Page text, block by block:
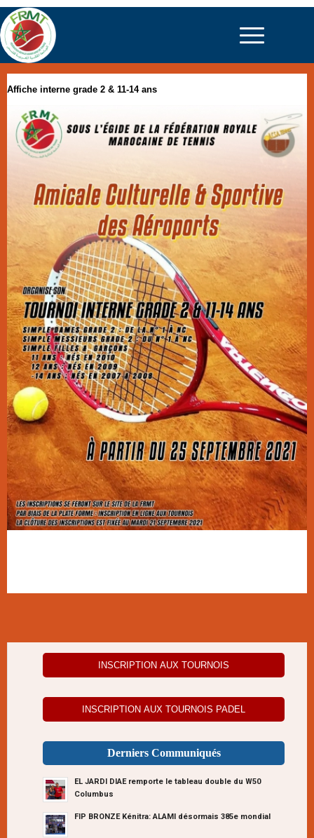
Affiche interne grade 2 & 11-14 ans
INSCRIPTION AUX TOURNOIS
INSCRIPTION AUX TOURNOIS PADEL
Derniers Communiqués
EL JARDI DIAE remporte le tableau double du W50
Columbus
FIP BRONZE Kénitra: ALAMI désormais 385e mondial